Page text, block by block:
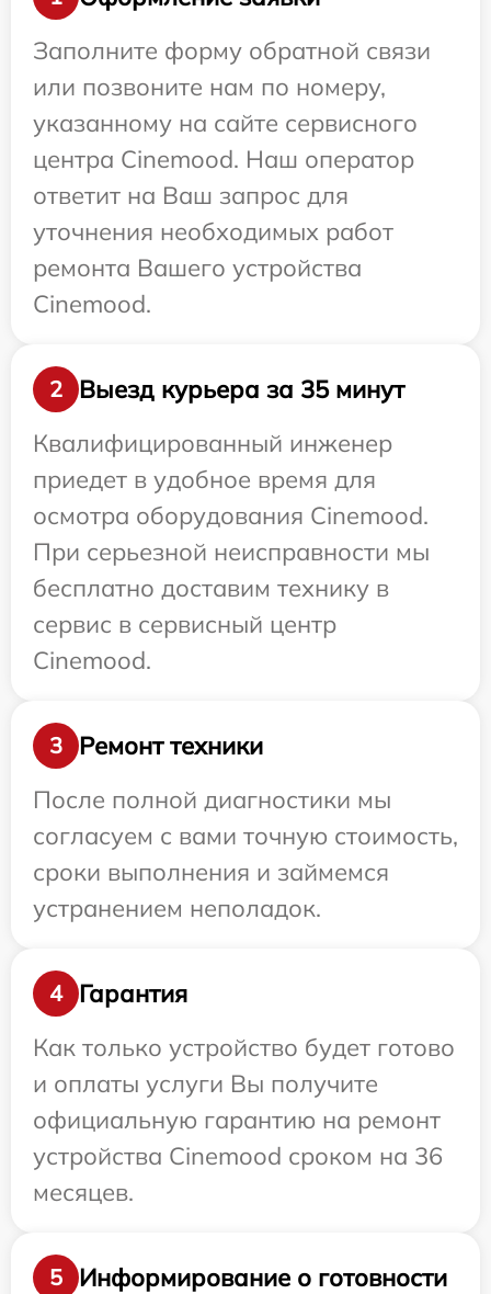
Заполните форму обратной связи
или позвоните нам по номеру,
указанному на сайте сервисного
центра Cinemood. Наш оператор
ответит на Ваш запрос для
уточнения необходимых работ
ремонта Вашего устройства
Cinemood.
2
Выезд курьера за 35 минут
Квалифицированный инженер
приедет в удобное время для
осмотра оборудования Cinemood.
При серьезной неисправности мы
бесплатно доставим технику в
сервис в сервисный центр
Cinemood.
3
Ремонт техники
После полной диагностики мы
согласуем с вами точную стоимость,
сроки выполнения и займемся
устранением неполадок.
4
Гарантия
Как только устройство будет готово
и оплаты услуги Вы получите
официальную гарантию на ремонт
устройства Cinemood сроком на 36
месяцев.
5
Информирование о готовности